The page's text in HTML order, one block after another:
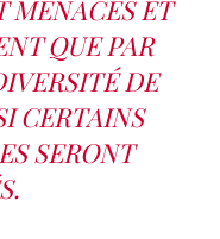
MENACÉS ET
QUE PAR
DE
CERTAINS
SERONT